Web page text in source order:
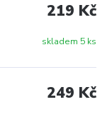
skladem 5 ks
219 Kč
249 Kč